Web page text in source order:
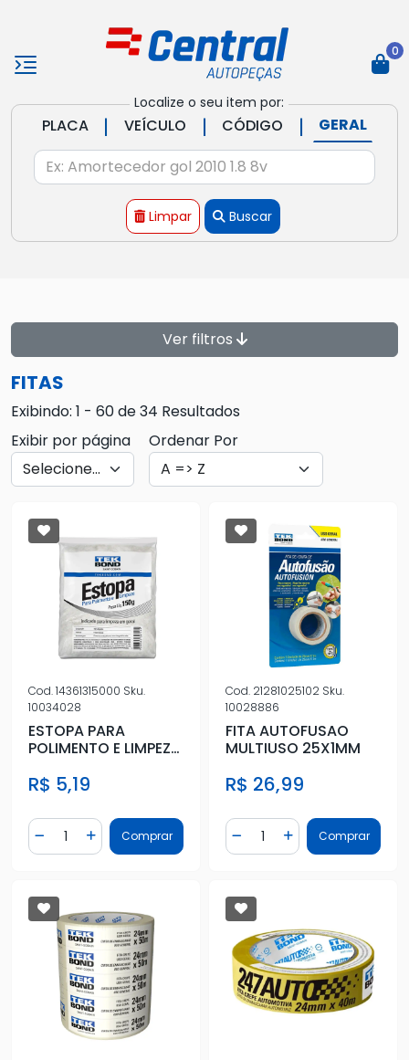
Localize o seu item por:
PLACA | VEÍCULO | CÓDIGO | GERAL
Limpar Buscar
0
Ver filtros
FITAS
Exibindo: 1 - 60 de 34 Resultados
Exibir por página
Ordenar Por
Cod.14361315000 Sku.
10034028
ESTOPA PARA
POLIMENTO E LIMPEZA
R$ 5,19
Diminuir Quantidade
Quantidade
Adicionar Quantidade
Comprar
Cod. 21281025102 Sku.
10028886
FITA AUTOFUSAO
MULTIUSO 25X1MM
R$ 26,99
Diminuir Quantidade
Quantidade
AdicionarComprar